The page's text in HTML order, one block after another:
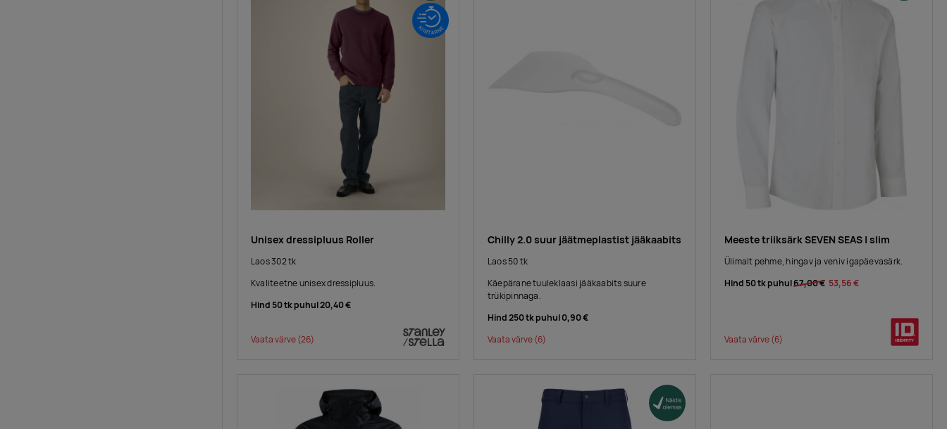
Unisex dressipluus Roller
Laos 302 tk
Kvaliteetne unisex dressipluus.
Hind 50 tk puhul20,40 €
Vaata värve(26)
Chilly 2.0 suur jäätmeplastist jääkaabits
Laos 50 tk
Käepärane tuuleklaasi jääkaabits suure
trükipinnaga.
Hind 250 tk puhul0,90 €
Vaata värve(6)
Meeste triiksärk SEVEN SEAS | slim
Ülimalt pehme, hingav ja veniv igapäevasärk.
Hind 50 tk puhul67,00 € 53,56 €
Vaata värve(6)